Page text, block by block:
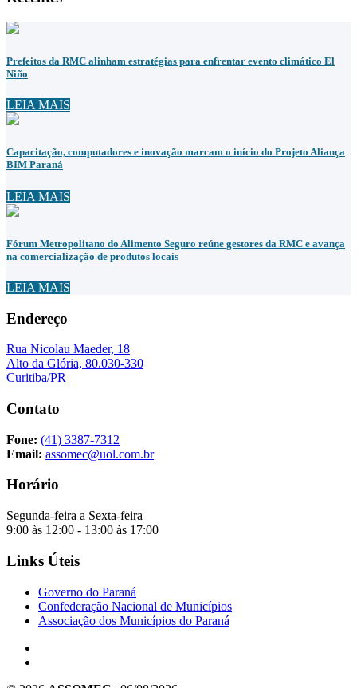
Prefeitos da RMC alinham estratégias para enfrentar evento climático El
Niño
LEIA MAIS
Capacitação, computadores e inovação marcam o início do Projeto Aliança
BIM Paraná
LEIA MAIS
Fórum Metropolitano do Alimento Seguro reúne gestores da RMC e avança
na comercialização de produtos locais
LEIA MAIS
Endereço
Rua Nicolau Maeder, 18
Alto da Glória, 80.030-330
Curitiba/PR
Contato
Fone: (41) 3387-7312
Email: assomec@uol.com.br
Horário
Segunda-feira a Sexta-feira
9:00 às 12:00 - 13:00 às 17:00
Links Úteis
Governo do Paraná
Confederação Nacional de Municípios
Associação dos Municípios do Paraná